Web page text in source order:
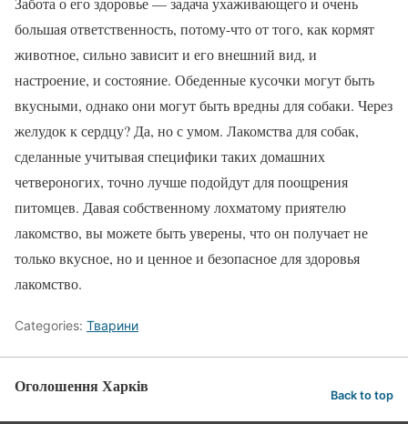
большая ответственность, потому-что от того, как кормят
животное, сильно зависит и его внешний вид, и
настроение, и состояние. Обеденные кусочки могут быть
вкусными, однако они могут быть вредны для собаки. Через
желудок к сердцу? Да, но с умом. Лакомства для собак,
сделанные учитывая специфики таких домашних
четвероногих, точно лучше подойдут для поощрения
питомцев. Давая собственному лохматому приятелю
лакомство, вы можете быть уверены, что он получает не
только вкусное, но и ценное и безопасное для здоровья
лакомство.
Categories: Тварини
Оголошення Харків Back to top